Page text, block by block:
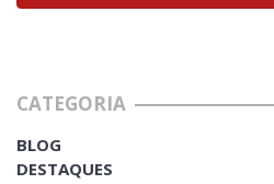
CATEGORIA
BLOG
DESTAQUES